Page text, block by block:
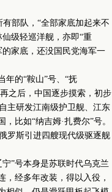
部队，“全部家底加起来不
级轻巡洋舰，亦即“重
家底，还没国民党海军一
的“鞍山”号、“抚
之后，中国逐步摸索，初步
主研发江南级护卫舰、江东
比如“纳吉姆·扎费尔”号。
罗斯引进四艘现代级驱逐舰
”号本身是苏联时代乌克兰
，经多年改装，得以入役，